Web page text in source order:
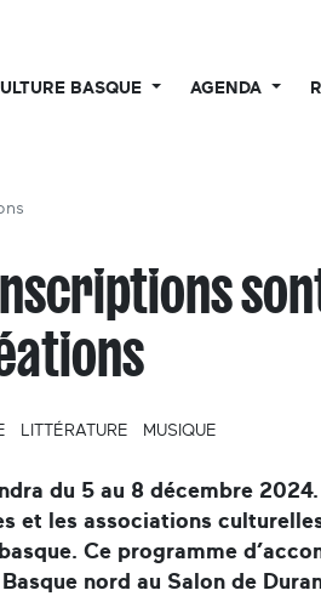
BASQUE AGENDA
LITTÉRATURE MUSIQUE
du 5 au 8 décembre
et les associations
Ce programme
nord au Salon de